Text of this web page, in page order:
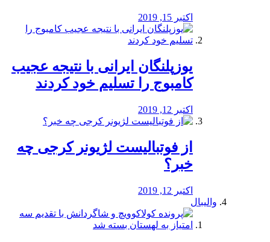
اکتبر 15, 2019
یوزپلنگان ایرانی با نتیجه عجیب
کامبوج را تسلیم خود کردند
اکتبر 12, 2019
از فوتبالیست لژیونر کرجی چه
خبر؟
اکتبر 12, 2019
والیبال